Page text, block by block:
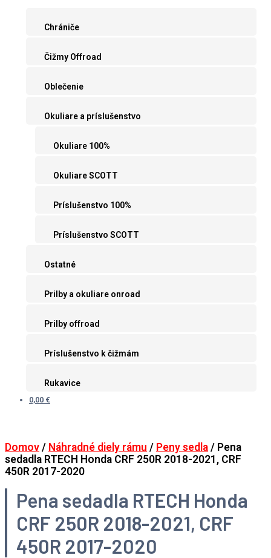
Chrániče
Čižmy Offroad
Oblečenie
Okuliare a príslušenstvo
Okuliare 100%
Okuliare SCOTT
Príslušenstvo 100%
Príslušenstvo SCOTT
Ostatné
Prilby a okuliare onroad
Prilby offroad
Príslušenstvo k čižmám
Rukavice
0,00 €
Domov / Náhradné diely rámu / Peny sedla / Pena
sedadla RTECH Honda CRF 250R 2018-2021, CRF
450R 2017-2020
Pena sedadla RTECH Honda
CRF 250R 2018-2021, CRF
450R 2017-2020